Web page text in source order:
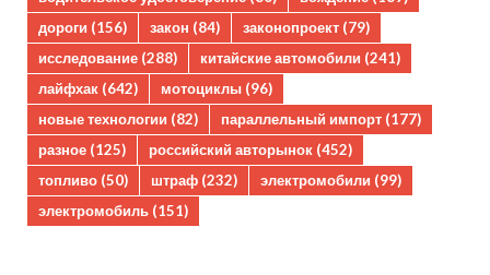
дороги (156) закон (84) законопроект (79)
исследование (288) китайские автомобили (241)
лайфхак (642) мотоциклы (96)
новые технологии (82) параллельный импорт (177)
разное (125) российский авторынок (452)
топливо (50) штраф (232) электромобили (99)
электромобиль (151)